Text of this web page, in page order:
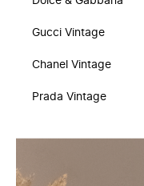
Gucci Vintage
Chanel Vintage
Prada Vintage